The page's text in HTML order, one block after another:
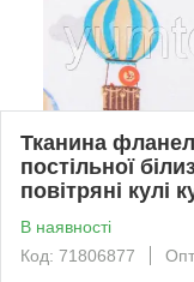
Тканина
постільної
повітряні кулі
В наявності
Код: 71806877
Опт